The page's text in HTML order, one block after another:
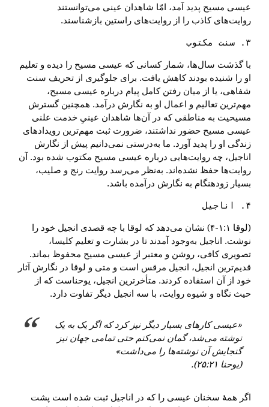
عیسی مسیح پدید آمد، امّا شاهدان عینی می‌توانستند
روایت‌های کاذب را از روایت‌های راستین بازشناسند.
۳. سنت مکتوب
با گذشت سال‌ها، شمار کسانی که عیسی مسیح را دیده و تعلیم
او را شنیده بودند کاهش یافت. برای جلوگیری از تحریف سنت
شفاهی، یا از میان رفتن کامل پیام درباره عیسی مسیح،
مهم‌ترین تعالیم و اعمال او به نگارش درآمد. همچنین گسترش
مسیحیت به مناطقی که در آن‌ها شاهدان عینیِ خدمت علنی
عیسی مسیح حضور نداشتند، ضرورت ثبت مهم‌ترین رویدادهای
زندگی او را پدید آورد. ما به‌درستی نمی‌دانیم پیش از نگارش
اناجیل، چه روایت‌هایی درباره عیسی مسیح مکتوب شده بود. آن
روایت‌ها حفظ نشده‌اند. به‌نظر می‌رسد روایت رنج و صلیب،
بسیار زودهنگام به نگارش درآمده باشد.
۴. اناجیل
(لوقا ۱:۱-۴) نشان می‌دهد که لوقا با چه قصدی انجیل خود را
نوشت. اناجیل به‌وجود آمدند تا در بشارت و تعلیم کلیسا،
تصویری کافی، روشن و معتبر از عیسی مسیح محفوظ بماند.
قدیم‌ترین انجیل، انجیل مرقس است و متی و لوقا در نگارش آثار
خود از آن استفاده کردند. متأخرترین انجیل، یوحناست که از
حیث نگاه و شیوه روایت، با سه انجیل دیگر تفاوت دارد.
«عیسی کارهای بسیار دیگر نیز کرد که اگر یک به یک
نوشته می‌شد، گمان نمی‌کنم حتی تمامی جهان نیز
گنجایش آن نوشته‌ها را می‌داشت»
(یوحنا ۲۵:۲۱).
اگر همهٔ سخنان عیسی را که در اناجیل ثبت شده است پشت